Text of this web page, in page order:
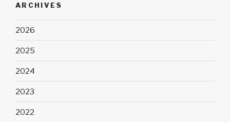
ARCHIVES
2026
2025
2024
2023
2022